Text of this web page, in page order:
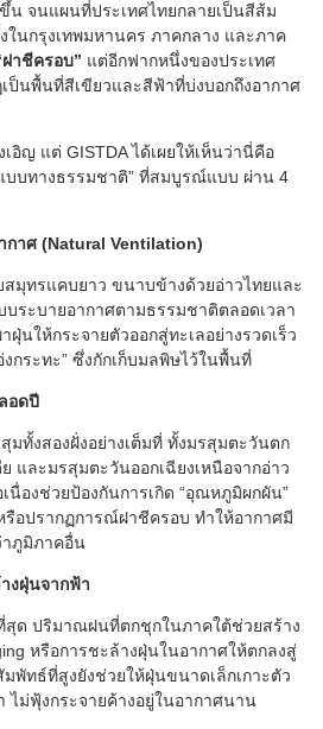
น จนแผนที่ประเทศไทยกลายเป็นสีส้ม
ในกรุงเทพมหานคร ภาคกลาง และภาค
ฝาชีครอบ” แต่อีกฟากหนึ่งของประเทศ
ป็นพื้นที่สีเขียวและสีฟ้าที่บ่งบอกถึงอากาศ
อิญ แต่ GISTDA ได้เผยให้เห็นว่านี่คือ
บบทางธรรมชาติ” ที่สมบูรณ์แบบ ผ่าน 4
กาศ (Natural Ventilation)
มุทรแคบยาว ขนาบข้างด้วยอ่าวไทยและ
ระบายอากาศตามธรรมชาติตลอดเวลา
นให้กระจายตัวออกสู่ทะเลอย่างรวดเร็ว
กระทะ” ซึ่งกักเก็บมลพิษไว้ในพื้นที่
อดปี
ทั้งสองฝั่งอย่างเต็มที่ ทั้งมรสุมตะวันตก
และมรสุมตะวันออกเฉียงเหนือจากอ่าว
นื่องช่วยป้องกันการเกิด “อุณหภูมิผกผัน”
รือปรากฏการณ์ฝาชีครอบ ทำให้อากาศมี
าภูมิภาคอื่น
งฝุ่นจากฟ้า
สุด ปริมาณฝนที่ตกชุกในภาคใต้ช่วยสร้าง
หรือการชะล้างฝุ่นในอากาศให้ตกลงสู่
ทธ์ที่สูงยังช่วยให้ฝุ่นขนาดเล็กเกาะตัว
ม่ฟุ้งกระจายค้างอยู่ในอากาศนาน